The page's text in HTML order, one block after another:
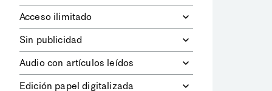
digitales dela diaria
los contenidos de Le Monde
diplomatique.
Acceso ilimitado
contenidos.
Sin publicidad
publicitarios.
Audio con artículos leídos
Edición papel digitalizada